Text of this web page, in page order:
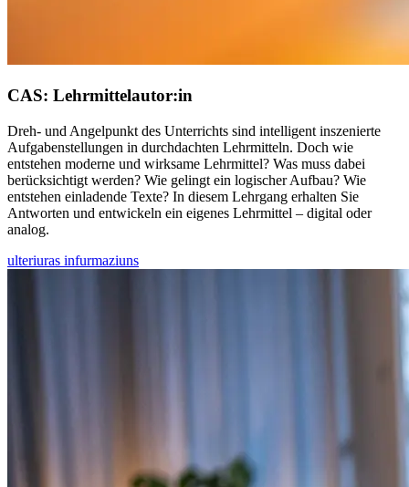
CAS: Lehrmittel­autor:in
Dreh- und Angelpunkt des Unterrichts sind intelligent inszenierte
Aufgabenstellungen in durchdachten Lehrmitteln. Doch wie
entstehen moderne und wirksame Lehrmittel? Was muss dabei
berücksichtigt werden? Wie gelingt ein logischer Aufbau? Wie
entstehen einladende Texte? In diesem Lehrgang erhalten Sie
Antworten und entwickeln ein eigenes Lehrmittel – digital oder
analog.
ulteriuras infurmaziuns